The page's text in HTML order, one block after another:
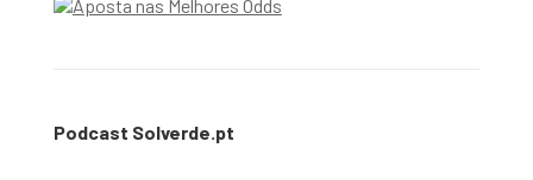
Podcast Solverde.pt